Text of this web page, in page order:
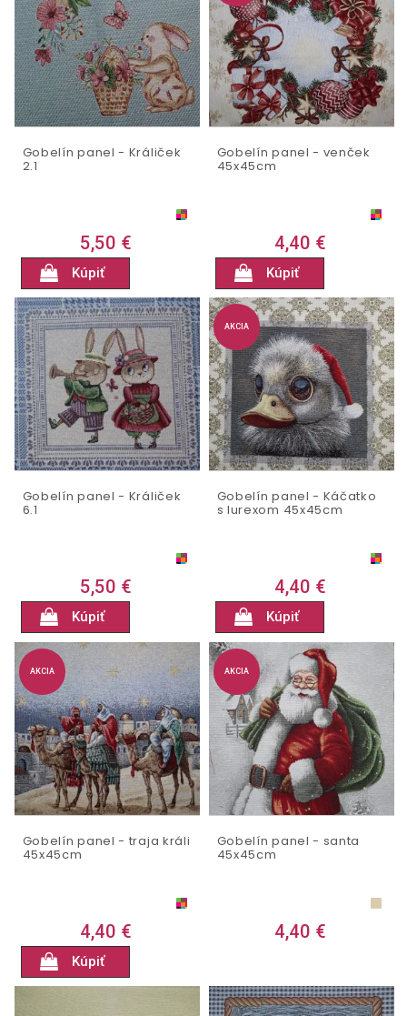
Gobelín panel - Králiček
2.1
5,50 €
Kúpiť
Gobelín panel - venček
45x45cm
4,40 €
Kúpiť
Gobelín panel - Králiček
6.1
5,50 €
Kúpiť
AKCIA
Gobelín panel - Káčatko
s lurexom 45x45cm
4,40 €
Kúpiť
AKCIA
Gobelín panel - traja králi
45x45cm
4,40 €
Kúpiť
AKCIA
Gobelín panel - santa
45x45cm
4,40 €